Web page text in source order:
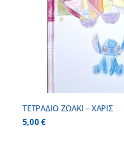
ΤΕΤΡΑΔΙΟ ΖΩΑΚΙ – ΧΑΡΙΣ
5,00€